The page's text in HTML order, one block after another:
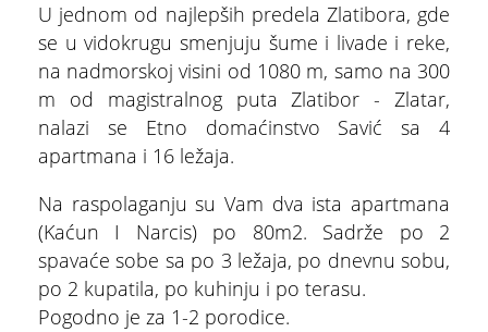
U jednom od najlepših predela Zlatibora, gde
se u vidokrugu smenjuju šume i livade i reke,
na nadmorskoj visini od 1080 m, samo na 300
m od magistralnog puta Zlatibor - Zlatar,
nalazi se Etno domaćinstvo Savić sa 4
apartmana i 16 ležaja.
Na raspolaganju su Vam dva ista apartmana
(Kaćun I Narcis) po 80m2. Sadrže po 2
spavaće sobe sa po 3 ležaja, po dnevnu sobu,
po 2 kupatila, po kuhinju i po terasu.
Pogodno je za 1-2 porodice.
ŠTA